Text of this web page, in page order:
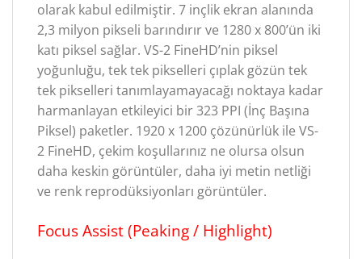
olarak kabul edilmiştir. 7 inçlik ekran alanında
2,3 milyon pikseli barındırır ve 1280 x 800’ün iki
katı piksel sağlar. VS-2 FineHD’nin piksel
yoğunluğu, tek tek pikselleri çıplak gözün tek
tek pikselleri tanımlayamayacağı noktaya kadar
harmanlayan etkileyici bir 323 PPI (İnç Başına
Piksel) paketler. 1920 x 1200 çözünürlük ile VS-
2 FineHD, çekim koşullarınız ne olursa olsun
daha keskin görüntüler, daha iyi metin netliği
ve renk reprodüksiyonları görüntüler.
Focus Assist (Peaking / Highlight)